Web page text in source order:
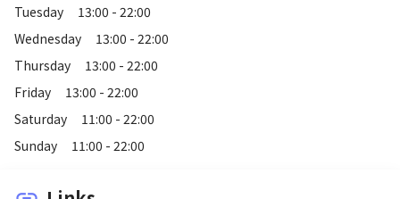
Tuesday
13:00 - 22:00
Wednesday
13:00 - 22:00
Thursday
13:00 - 22:00
Friday
13:00 - 22:00
Saturday
11:00 - 22:00
Sunday
11:00 - 22:00